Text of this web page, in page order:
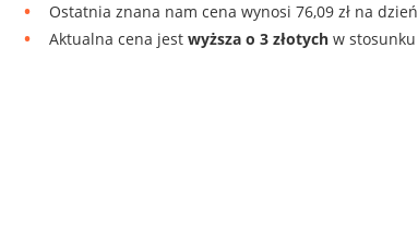
Ostatnia znana nam cena wynosi 76,09 zł na
Aktualna cena jestwyższa o 3 złotych w